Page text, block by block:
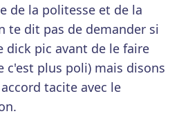
de la politesse et de la
te dit pas de demander si
dick pic avant de le faire
c'est plus poli) mais disons
tacite avec le